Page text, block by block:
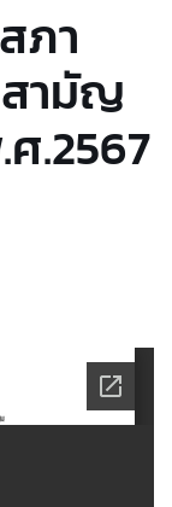
ภา
ามัญ
.2567